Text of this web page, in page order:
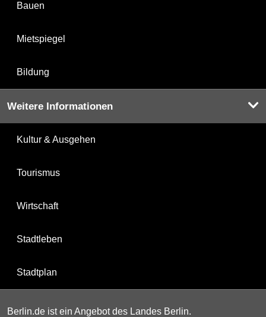
Bauen
Mietspiegel
Bildung
Weitere Informationen
Kultur & Ausgehen
Tourismus
Wirtschaft
Stadtleben
Stadtplan
Berlin.de ist ein Angebot des Landes Berlin.